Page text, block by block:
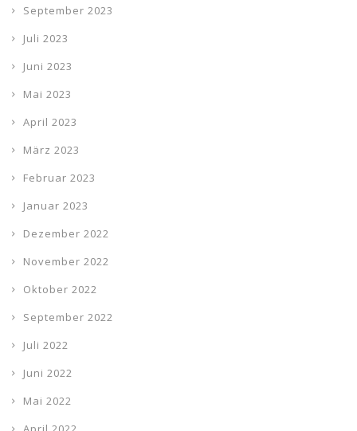
September 2023
Juli 2023
Juni 2023
Mai 2023
April 2023
März 2023
Februar 2023
Januar 2023
Dezember 2022
November 2022
Oktober 2022
September 2022
Juli 2022
Juni 2022
Mai 2022